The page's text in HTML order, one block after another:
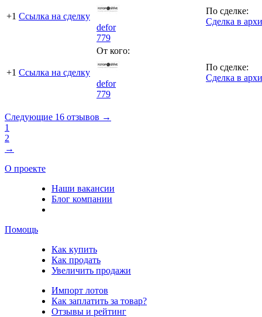
+1 Ссылка на сделку
defor
779
По сделке:
Сделка в
+1 Ссылка на сделку
От кого:
defor
779
По сделке:
Сделка в
Следующие 16 отзывов →
1
2
→
О проекте
Наши вакансии
Блог компании
Помощь
Как купить
Как продать
Увеличить продажи
Импорт лотов
Как заплатить за товар?
Отзывы и рейтинг